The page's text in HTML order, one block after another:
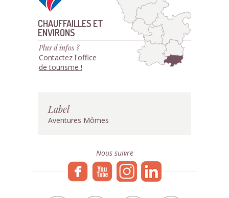
CHAUFFAILLES ET
ENVIRONS
Plus d'infos ?
Contactez l'office
de tourisme !
Label
Aventures Mômes
Nous suivre